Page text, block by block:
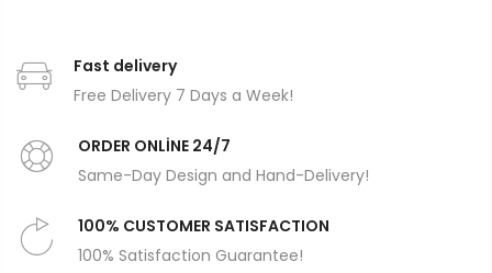
Fast delivery
Free Delivery 7 Days a Week!
ORDER ONLİNE 24/7
Same-Day Design and Hand-Delivery!
100% CUSTOMER SATISFACTION
100% Satisfaction Guarantee!